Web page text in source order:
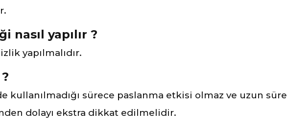
nasıl yapılır ?
yapılmalıdır.
kullanılmadığı sürece paslanma etkisi olmaz ve uzun
dolayı ekstra dikkat edilmelidir.